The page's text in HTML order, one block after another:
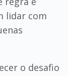
lidar com
o desafio